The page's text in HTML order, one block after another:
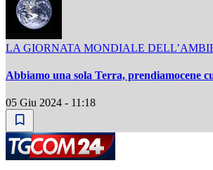
LA GIORNATA MONDIALE
Abbiamo una sola Terra, prendiamocene
05 Giu 2024 - 11:18